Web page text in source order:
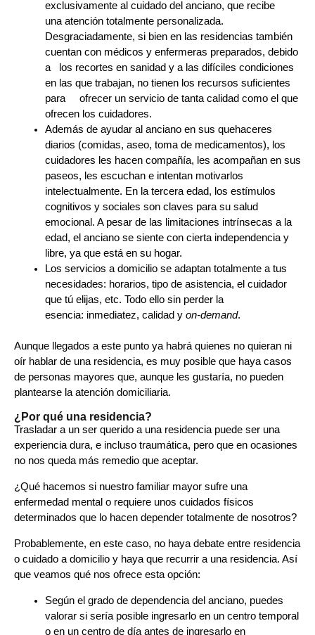
exclusivamente al cuidado del anciano, que recibe
una atención totalmente personalizada.
Desgraciadamente, si bien en las residencias también
cuentan con médicos y enfermeras preparados, debido
a los recortes en sanidad y a las difíciles condiciones
en las que trabajan, no tienen los recursos suficientes
para ofrecer un servicio de tanta calidad como el que
ofrecen los cuidadores.
Además de ayudar al anciano en sus quehaceres
diarios (comidas, aseo, toma de medicamentos), los
cuidadores les hacen compañía, les acompañan en sus
paseos, les escuchan e intentan motivarlos
intelectualmente. En la tercera edad, los estímulos
cognitivos y sociales son claves para su salud
emocional. A pesar de las limitaciones intrínsecas a la
edad, el anciano se siente con cierta independencia y
libre, ya que está en su hogar.
Los servicios a domicilio se adaptan totalmente a tus
necesidades: horarios, tipo de asistencia, el cuidador
que tú elijas, etc. Todo ello sin perder la
esencia: inmediatez, calidad y on-demand.
Aunque llegados a este punto ya habrá quienes no quieran ni
oír hablar de una residencia, es muy posible que haya casos
de personas mayores que, aunque les gustaría, no pueden
plantearse la atención domiciliaria.
¿Por qué una residencia?
Trasladar a un ser querido a una residencia puede ser una
experiencia dura, e incluso traumática, pero que en ocasiones
no nos queda más remedio que aceptar.
¿Qué hacemos si nuestro familiar mayor sufre una
enfermedad mental o requiere unos cuidados físicos
determinados que lo hacen depender totalmente de nosotros?
Probablemente, en este caso, no haya debate entre residencia
o cuidado a domicilio y haya que recurrir a una residencia. Así
que veamos qué nos ofrece esta opción:
Según el grado de dependencia del anciano, puedes
valorar si sería posible ingresarlo en un centro temporal
o en un centro de día antes de ingresarlo en